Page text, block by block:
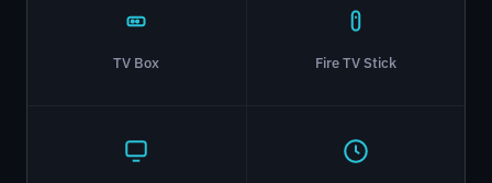
TV Box Fire TV Stick